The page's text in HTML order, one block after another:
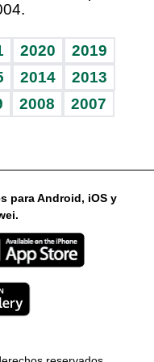
2020
2019
2014
2013
2008
2007
para Android, iOS y